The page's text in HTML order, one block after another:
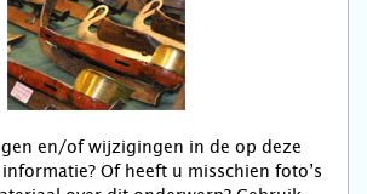
en/of wijzigingen in de op deze
Of heeft u misschien foto’s